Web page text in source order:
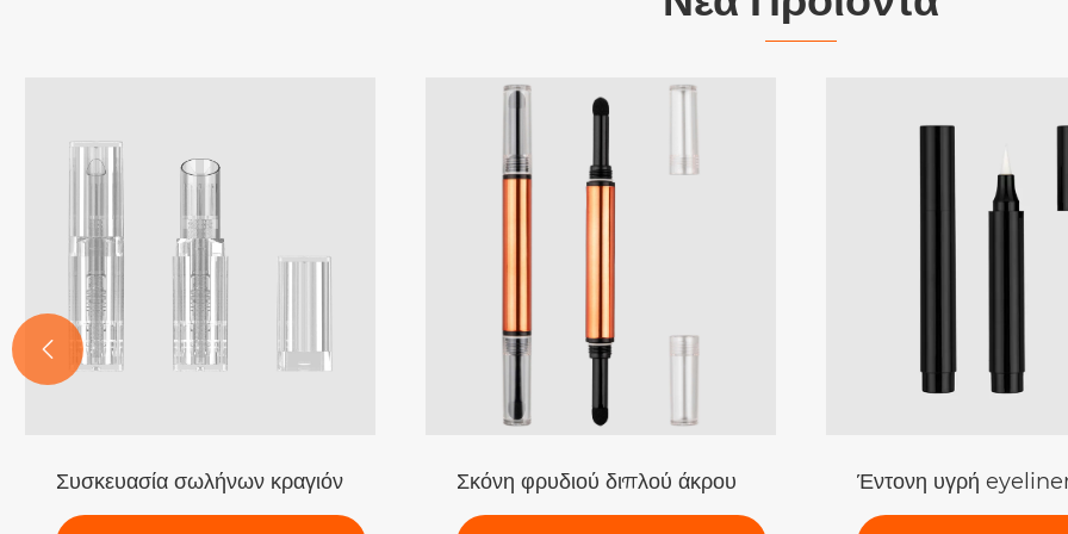
με διαφανή έγχυσηΣκόνη φρυδιού διπλού άκρου Έντονη υγρή eyeliner με βαμβακερά φτερά με
